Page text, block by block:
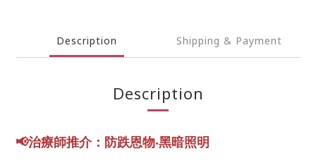
Description Shipping & Payment
Description
📢治療師推介：防跌恩物‧黑暗照明